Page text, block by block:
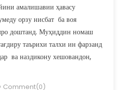
амалишавии ҳавасу
орзу нисбат ба воя
доштанд. Муҳиддин номаш
таърихи талхи ин фарзанд
ва наздикону хешовандон,
Comment(0)